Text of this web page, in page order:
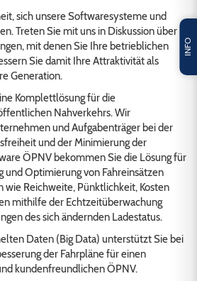
sich unsere Softwaresysteme und
Treten Sie mit uns in Diskussion über
mit denen Sie Ihre betrieblichen
Sie damit Ihre Attraktivität als
Generation.
Komplettlösung für die
Nahverkehrs. Wir
und Aufgabenträger bei der
und der Minimierung der
ÖPNV bekommen Sie die Lösung für
und Optimierung von Fahreinsätzen
wie Reichweite, Pünktlichkeit, Kosten
mithilfe der Echtzeitüberwachung
des sich ändernden Ladestatus.
Daten (Big Data) unterstützt Sie bei
der Fahrpläne für einen
kundenfreundlichen ÖPNV.
INFO